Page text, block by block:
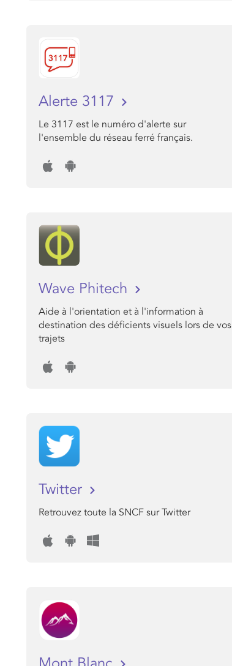
Alerte 3117
Le 3117 est le numéro d'alerte sur
l'ensemble du réseau ferré français.
Wave Phitech
Aide à l'orientation et à l'information à
destination des déficients visuels lors de vos
trajets
Twitter
Retrouvez toute la SNCF sur Twitter